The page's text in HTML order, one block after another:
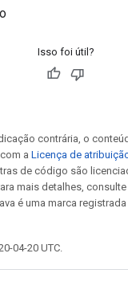
Isso foi útil?
contrária, o
a Licença de
de código são
mais detalhes,
é uma marca
04-20 UTC.